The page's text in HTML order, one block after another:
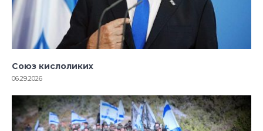
Союз кислоликих
06.29.2026